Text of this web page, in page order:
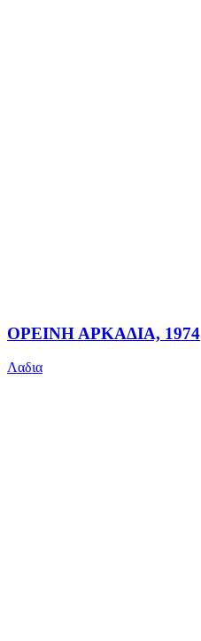
ΟΡΕΙΝΗ ΑΡΚΑΔΙΑ, 1974
Λαδια